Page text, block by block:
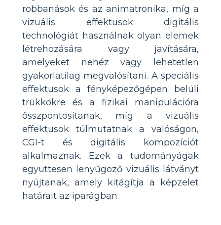
robbanások és az animatronika, míg a
vizuális effektusok digitális
technológiát használnak olyan elemek
létrehozására vagy javítására,
amelyeket nehéz vagy lehetetlen
gyakorlatilag megvalósítani. A speciális
effektusok a fényképezőgépen belüli
trükkökre és a fizikai manipulációra
összpontosítanak, míg a vizuális
effektusok túlmutatnak a valóságon,
CGI-t és digitális kompozíciót
alkalmaznak. Ezek a tudományágak
együttesen lenyűgöző vizuális látványt
nyújtanak, amely kitágítja a képzelet
határait az iparágban.